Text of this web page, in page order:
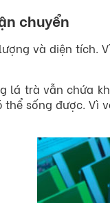
chuyển
và diện tích.
lá trà vẫn chứa
sống được. Vì